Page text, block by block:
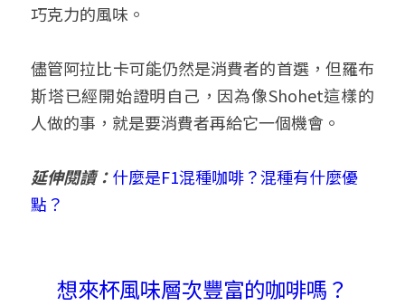
巧克力的風味。
儘管阿拉比卡可能仍然是消費者的首選，但羅布
斯塔已經開始證明自己，因為像Shohet這樣的
人做的事，就是要消費者再給它一個機會。
延伸閱讀：什麼是F1混種咖啡？混種有什麼優
點？
想來杯風味層次豐富的咖啡嗎？